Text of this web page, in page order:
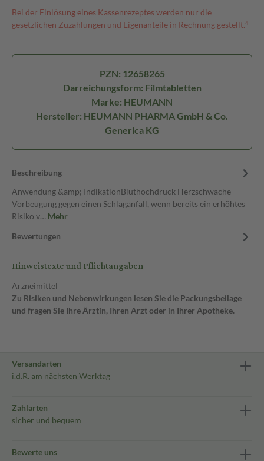
Bei der Einlösung eines Kassenrezeptes werden nur die
gesetzlichen Zuzahlungen und Eigenanteile in Rechnung gestellt.⁴
PZN: 12658265
Darreichungsform: Filmtabletten
Marke: HEUMANN
Hersteller: HEUMANN PHARMA GmbH & Co.
Generica KG
Beschreibung
Anwendung &amp; IndikationBluthochdruck Herzschwäche
Vorbeugung gegen einen Schlaganfall, wenn bereits ein erhöhtes
Risiko v… Mehr
Bewertungen
Hinweistexte und Pflichtangaben
Arzneimittel
Zu Risiken und Nebenwirkungen lesen Sie die Packungsbeilage
und fragen Sie Ihre Ärztin, Ihren Arzt oder in Ihrer Apotheke.
Versandarten
i.d.R. am nächsten Werktag
Zahlarten
sicher und bequem
Bewerte uns